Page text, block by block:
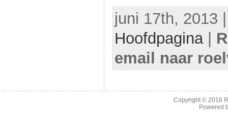
juni 17th, 2013
Hoofdpagina|
email naar
Copyright © 2016
Powered